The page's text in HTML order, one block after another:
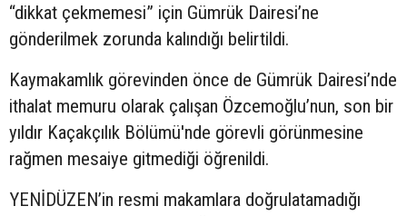
“dikkat çekmemesi” için Gümrük Dairesi’ne
gönderilmek zorunda kalındığı belirtildi.
Kaymakamlık görevinden önce de Gümrük Dairesi’nde
ithalat memuru olarak çalışan Özcemoğlu’nun, son bir
yıldır Kaçakçılık Bölümü'nde görevli görünmesine
rağmen mesaiye gitmediği öğrenildi.
YENİDÜZEN’in resmi makamlara doğrulatamadığı